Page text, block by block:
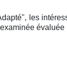
les